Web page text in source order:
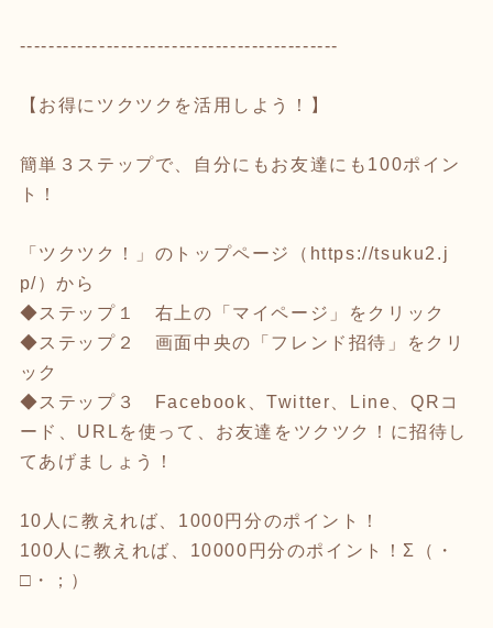
--------------------------------------------
【お得にツクツクを活用しよう！】
簡単３ステップで、自分にもお友達にも100ポイン
ト！
「ツクツク！」のトップページ（ https://tsuku2.j
p/）から
◆ステップ１ 右上の「マイページ」をクリック
◆ステップ２ 画面中央の「フレンド招待」をクリ
ック
◆ステップ３ Facebook、Twitter、Line、QRコ
ード、URLを使って、お友達をツクツク！に招待し
てあげましょう！
10人に教えれば、1000円分のポイント！
100人に教えれば、10000円分のポイント！Σ（・
□・；）